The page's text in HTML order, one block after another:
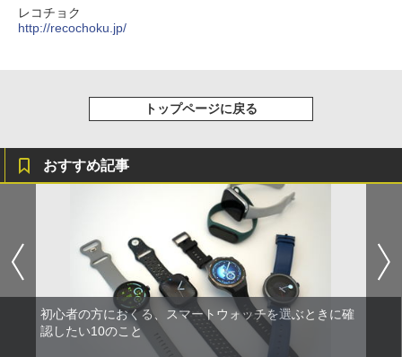
レコチョク
http://recochoku.jp/
トップページに戻る
おすすめ記事
初心者の方におくる、スマートウォッチを選ぶときに確
認したい10のこと